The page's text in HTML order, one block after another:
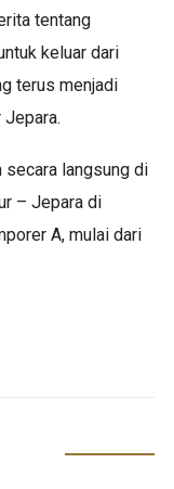
tentang
keluar dari
terus menjadi
Jepara.
secara langsung di
– Jepara di
A, mulai dari